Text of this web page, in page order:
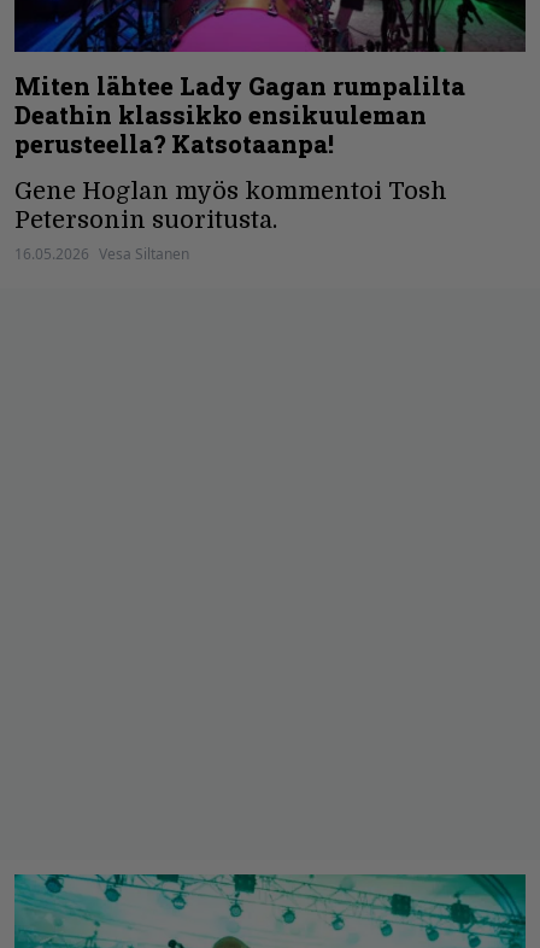
Miten lähtee Lady Gagan rumpalilta
Deathin klassikko ensikuuleman
perusteella? Katsotaanpa!
Gene Hoglan myös kommentoi Tosh
Petersonin suoritusta.
16.05.2026 Vesa Siltanen